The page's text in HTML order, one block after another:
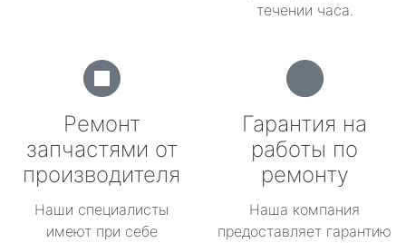
течении часа.
Ремонт
запчастями от
производителя
Наши специалисты
имеют при себе
Гарантия на
работы по
ремонту
Наша компания
предоставляет гарантию